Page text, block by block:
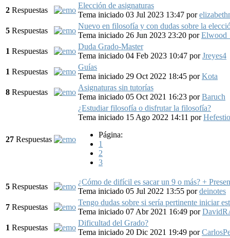
2 Respuestas
Elección de asignaturas
Tema iniciado 03 Jul 2023 13:47 por
5 Respuestas
Nuevo en filosofía y con dudas sobre la
Tema iniciado 26 Jun 2023 23:20 por
1 Respuestas
Duda Grado-Master
Tema iniciado 04 Feb 2023 10:47 porJreyes4
1 Respuestas
Guías
Tema iniciado 29 Oct 2022 18:45 porKota
8 Respuestas
Asignaturas sin tutorías
Tema iniciado 05 Oct 2021 16:23 porBaruch
27 Respuestas
¿Estudiar filosofía o disfrutar la filosofía?
Tema iniciado 15 Ago 2022 14:11 por
Página:
1
2
3
5 Respuestas
¿Cómo de difícil es sacar un 9 o más? +
Tema iniciado 05 Jul 2022 13:55 pordeinotes
7 Respuestas
Tengo dudas sobre si sería pertinente iniciar
Tema iniciado 07 Abr 2021 16:49 por
1 Respuestas
Dificultad del Grado?
Tema iniciado 20 Dic 2021 19:49 por